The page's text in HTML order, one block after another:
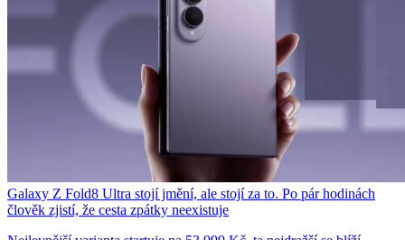
Galaxy Z Fold8 Ultra stojí jmění, ale stojí za to. Po pár hodinách
člověk zjistí, že cesta zpátky neexistuje